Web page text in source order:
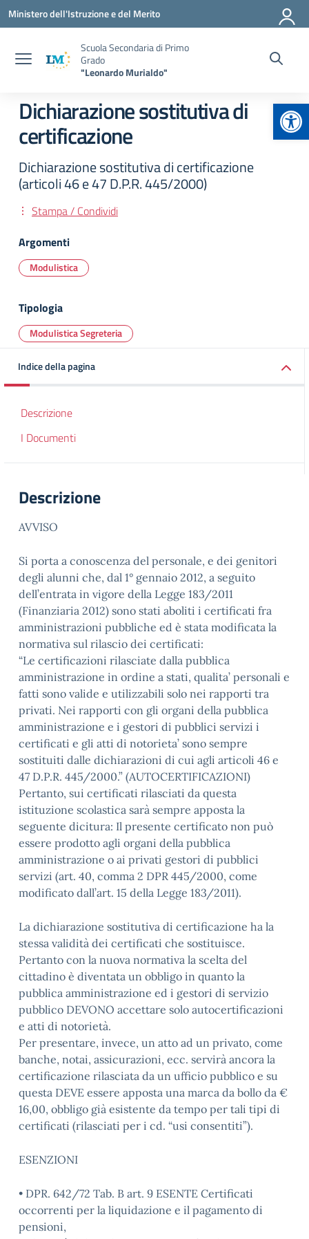
Vai ai contenuti
Vai al menu di navigazione
Vai al footer
Ministero dell'Istruzione e del Merito
Scuola Secondaria di Primo
Grado
"Leonardo Murialdo"
Dichiarazione sostitutiva di
certificazione
Dichiarazione sostitutiva di certificazione
(articoli 46 e 47 D.P.R. 445/2000)
Stampa / Condividi
Argomenti
Modulistica
Tipologia
Modulistica Segreteria
Indice della pagina
Descrizione
I Documenti
Descrizione
AVVISO
Si porta a conoscenza del personale, e dei genitori
degli alunni che, dal 1° gennaio 2012, a seguito
dell’entrata in vigore della Legge 183/2011
(Finanziaria 2012) sono stati aboliti i certificati fra
amministrazioni pubbliche ed è stata modificata la
normativa sul rilascio dei certificati:
“Le certificazioni rilasciate dalla pubblica
amministrazione in ordine a stati, qualita’ personali e
fatti sono valide e utilizzabili solo nei rapporti tra
privati. Nei rapporti con gli organi della pubblica
amministrazione e i gestori di pubblici servizi i
certificati e gli atti di notorieta’ sono sempre
sostituiti dalle dichiarazioni di cui agli articoli 46 e
47 D.P.R. 445/2000.” (AUTOCERTIFICAZIONI)
Pertanto, sui certificati rilasciati da questa
istituzione scolastica sarà sempre apposta la
seguente dicitura: Il presente certificato non può
essere prodotto agli organi della pubblica
amministrazione o ai privati gestori di pubblici
servizi (art. 40, comma 2 DPR 445/2000, come
modificato dall’art. 15 della Legge 183/2011).
La dichiarazione sostitutiva di certificazione ha la
stessa validità dei certificati che sostituisce.
Pertanto con la nuova normativa la scelta del
cittadino è diventata un obbligo in quanto la
pubblica amministrazione ed i gestori di servizio
pubblico DEVONO accettare solo autocertificazioni
e atti di notorietà.
Per presentare, invece, un atto ad un privato, come
banche, notai, assicurazioni, ecc. servirà ancora la
certificazione rilasciata da un ufficio pubblico e su
questa DEVE essere apposta una marca da bollo da €
16,00, obbligo già esistente da tempo per tali tipi di
certificati (rilasciati per i cd. “usi consentiti”).
ESENZIONI
• DPR. 642/72 Tab. B art. 9 ESENTE Certificati
occorrenti per la liquidazione e il pagamento di
pensioni,